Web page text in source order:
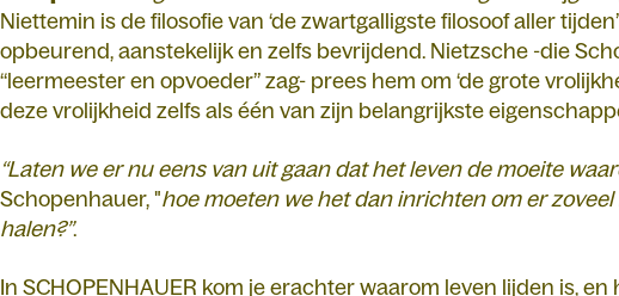
Niettemin is de filosofie van ‘de zwartgalligste filosoof aller
opbeurend, aanstekelijk en zelfs bevrijdend. Nietzsche -die
“leermeester en opvoeder” zag- prees hem om ‘de grote
deze vrolijkheid zelfs als één van zijn belangrijkste
“Laten we er nu eens van uit gaan dat het leven de moeite
Schopenhauer, "hoe moeten we het dan inrichten om er
halen?”.
In SCHOPENHAUER kom je erachter waarom leven lijden is, en